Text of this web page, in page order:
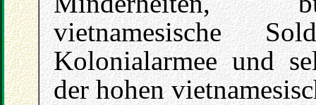
vietnamesische
Kolonialarmee und
der hohen